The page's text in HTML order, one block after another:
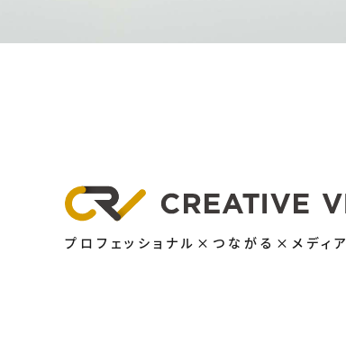
プロフェッショナル×つながる×メディア